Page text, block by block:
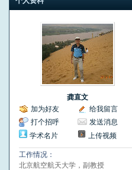
龚直文
加为好友
给我留言
打个招呼
发送消息
学术名片
上传视频
工作情况：
北京航空航天大学，副教授